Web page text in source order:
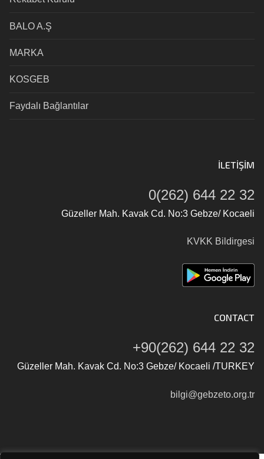
BALO A.Ş
MARKA
KOSGEB
Faydalı Bağlantılar
İLETIŞIM
0(262) 644 22 32
Güzeller Mah. Kavak Cd. No:3 Gebze/ Kocaeli
KVKK Bildirgesi
CONTACT
+90(262) 644 22 32
Güzeller Mah. Kavak Cd. No:3 Gebze/ Kocaeli /TURKEY
bilgi@gebzeto.org.tr